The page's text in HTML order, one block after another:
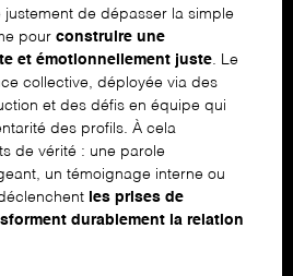
justement de dépasser la simple
pour construire une
et émotionnellement juste. Le
collective, déployée via des
et des défis en équipe qui
des profils. À cela
de vérité : une parole
un témoignage interne ou
les prises de
durablement la relation